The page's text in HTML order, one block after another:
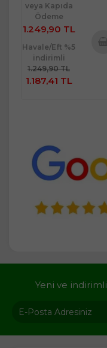
veya Kapıda
Ödeme
1.249,90 TL
Havale/Eft %5
indirimli
1.249,90 TL
1.187,41 TL
Yeni ve